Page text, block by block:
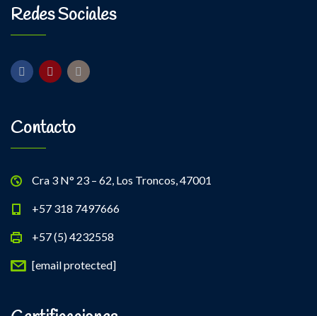
Redes Sociales
Contacto
Cra 3 N° 23 – 62, Los Troncos, 47001
+57 318 7497666
+57 (5) 4232558
[email protected]